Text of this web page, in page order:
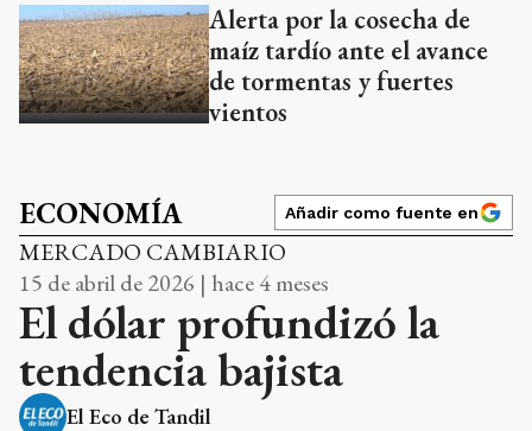
Alerta por la cosecha de
maíz tardío ante el avance
de tormentas y fuertes
vientos
ECONOMÍA Añadir como fuente en
MERCADO CAMBIARIO
15 de abril de 2026 | hace 4 meses
El dólar profundizó la
tendencia bajista
El Eco de Tandil